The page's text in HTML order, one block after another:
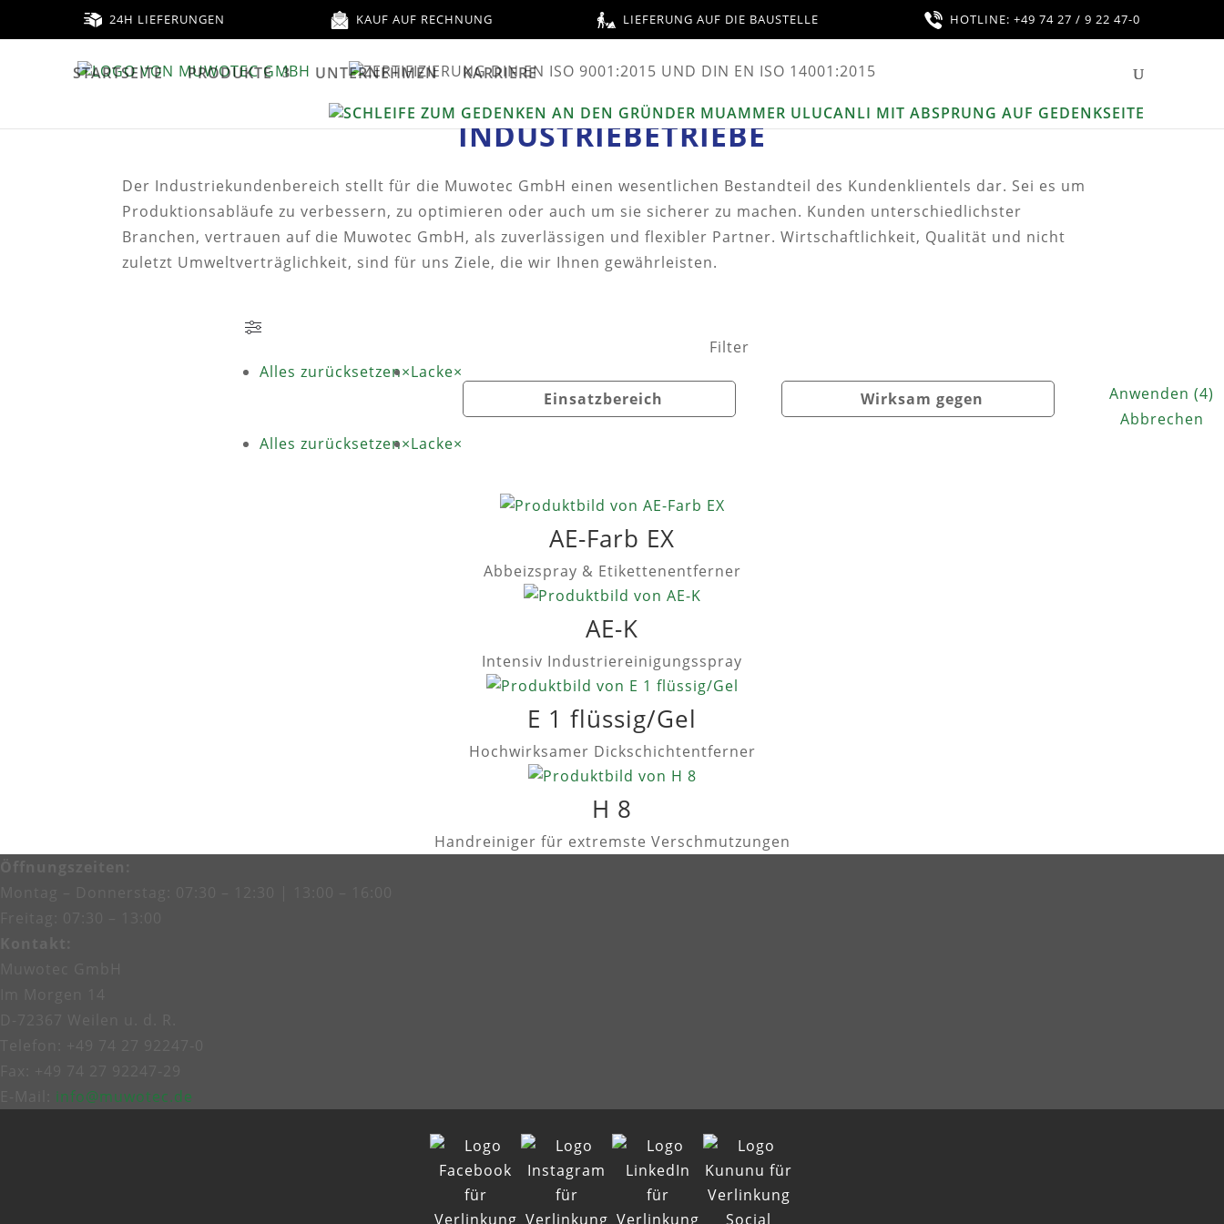
24H LIEFERUNGEN KAUF AUF RECHNUNG LIEFERUNG AUF DIE BAUSTELLE HOTLINE: +49 74 27 / 9 22 47-0
STARTSEITE PRODUKTE UNTERNEHMEN KARRIERE
INDUSTRIEBETRIEBE
Der Industriekundenbereich stellt für die Muwotec GmbH einen wesentlichen Bestandteil des Kundenklientels dar. Sei es um
Produktionsabläufe zu verbessern, zu optimieren oder auch um sie sicherer zu machen. Kunden unterschiedlichster
Branchen, vertrauen auf die Muwotec GmbH, als zuverlässigen und flexibler Partner. Wirtschaftlichkeit, Qualität und nicht
zuletzt Umweltverträglichkeit, sind für uns Ziele, die wir Ihnen gewährleisten.
Filter
Alles zurücksetzen×Lacke×
Einsatzbereich
Wirksam gegen Anwenden(4)
Abbrechen
Alles zurücksetzen×Lacke×
AE-Farb EX
Abbeizspray & Etikettenentferner
AE-K
Intensiv Industriereinigungsspray
E 1 flüssig/Gel
Hochwirksamer Dickschichtentferner
H 8
Handreiniger für extremste Verschmutzungen
info@muwotec.de